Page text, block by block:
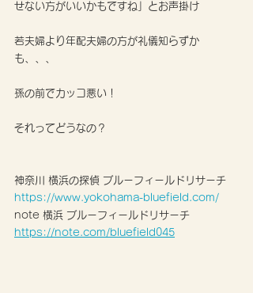
せない方がいいかもですね」とお声掛け
若夫婦より年配夫婦の方が礼儀知らずか
も、、、
孫の前でカッコ悪い！
それってどうなの？
神奈川 横浜の探偵 ブルーフィールドリサーチ
https://www.yokohama-bluefield.com/
note 横浜 ブルーフィールドリサーチ
https://note.com/bluefield045